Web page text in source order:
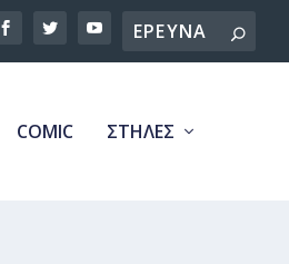
Search
COMIC ΣΤΗΛΕΣ